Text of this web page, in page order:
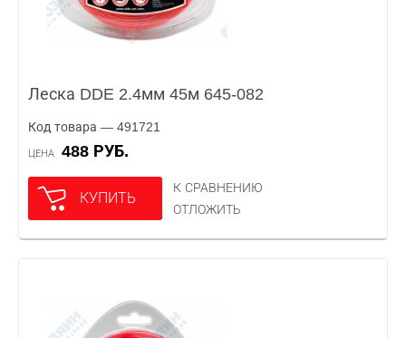
Леска DDE 2.4мм 45м 645-082
Код товара — 491721
ЦЕНА 488 РУБ.
КУПИТЬ
К СРАВНЕНИЮ
ОТЛОЖИТЬ